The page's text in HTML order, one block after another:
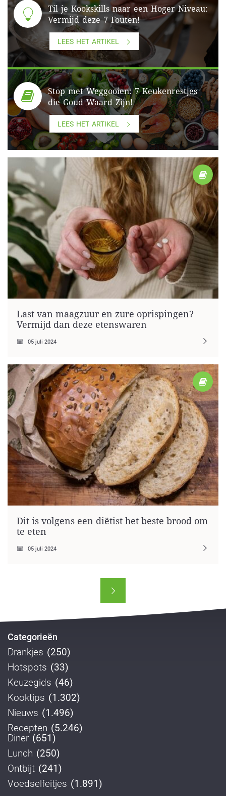
Til je Kookskills naar een Hoger Niveau:
Vermijd deze 7 Fouten!
LEES HET ARTIKEL
Stop met Weggooien: 7 Keukenrestjes
die Goud Waard Zijn!
LEES HET ARTIKEL
Last van maagzuur en zure oprispingen?
Vermijd dan deze etenswaren
05 juli 2024
Dit is volgens een diëtist het beste brood om
te eten
05 juli 2024
Categorieën
Drankjes (250)
Hotspots (33)
Keuzegids (46)
Kooktips (1.302)
Nieuws (1.496)
Recepten (5.246)
Diner (651)
Lunch (250)
Ontbijt (241)
Voedselfeitjes (1.891)